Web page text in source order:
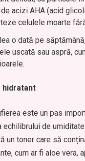
acizi AHA (acid
celulele moarte
o dată pe
uscată sau aspră,
hidratant
este un pas
echilibrului de
un toner care să
cum ar fi aloe vera,